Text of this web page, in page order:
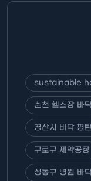
sustainable
춘천 헬스장 바
경산시 바닥 평
구로구 제약공장
성동구 병원 바